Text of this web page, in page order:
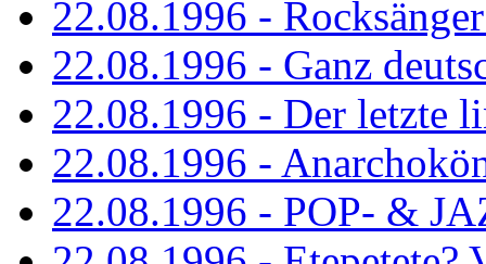
22.08.1996 -
22.08.1996 - Ganz
22.08.1996 - Der letzte
22.08.1996 -
22.08.1996 - POP- &